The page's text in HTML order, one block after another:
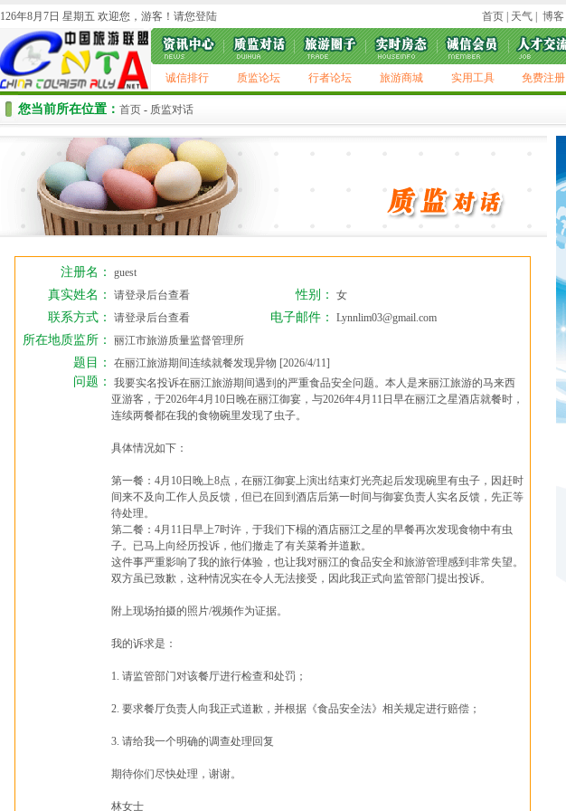
126年8月7日 星期五 欢迎您，游客！请您登陆 首页 天气 博客
诚信排行 质监论坛 行者论坛 旅游商城 实用工具 免费注册
您当前所在位置： 首页 - 质监对话
注册名： guest
真实姓名： 请登录后台查看 性别： 女
联系方式： 请登录后台查看 电子邮件： Lynnlim03@gmail.com
所在地质监所： 丽江市旅游质量监督管理所
题目： 在丽江旅游期间连续就餐发现异物 [2026/4/11]
问题：
我要实名投诉在丽江旅游期间遇到的严重食品安全问题。本人是来丽江旅游的马来西
亚游客，于2026年4月10日晚在丽江御宴，与2026年4月11日早在丽江之星酒店就餐时，
连续两餐都在我的食物碗里发现了虫子。
具体情况如下：
第一餐：4月10日晚上8点，在丽江御宴上演出结束灯光亮起后发现碗里有虫子，因赶时
间来不及向工作人员反馈，但已在回到酒店后第一时间与御宴负责人实名反馈，先正等
待处理。
第二餐：4月11日早上7时许，于我们下榻的酒店丽江之星的早餐再次发现食物中有虫
子。已马上向经历投诉，他们撤走了有关菜肴并道歉。
这件事严重影响了我的旅行体验，也让我对丽江的食品安全和旅游管理感到非常失望。
双方虽已致歉，这种情况实在令人无法接受，因此我正式向监管部门提出投诉。
附上现场拍摄的照片/视频作为证据。
我的诉求是：
1. 请监管部门对该餐厅进行检查和处罚；
2. 要求餐厅负责人向我正式道歉，并根据《食品安全法》相关规定进行赔偿；
3. 请给我一个明确的调查处理回复
期待你们尽快处理，谢谢。
林女士